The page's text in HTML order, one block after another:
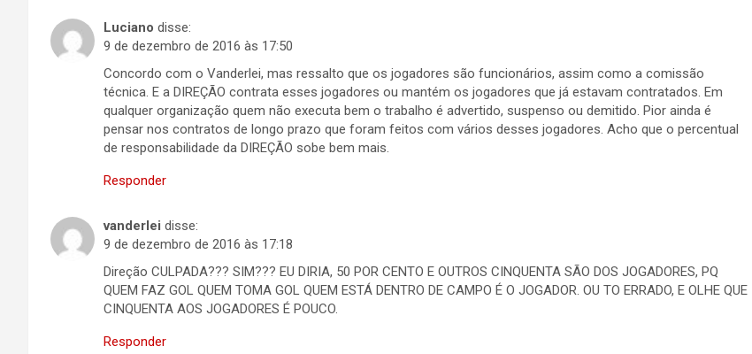
Luciano disse:
9 de dezembro de 2016 às 17:50
Concordo com o Vanderlei, mas ressalto que os jogadores são funcionários, assim como a comissão
técnica. E a DIREÇÃO contrata esses jogadores ou mantém os jogadores que já estavam contratados. Em
qualquer organização quem não executa bem o trabalho é advertido, suspenso ou demitido. Pior ainda é
pensar nos contratos de longo prazo que foram feitos com vários desses jogadores. Acho que o percentual
de responsabilidade da DIREÇÃO sobe bem mais.
Responder
vanderlei disse:
9 de dezembro de 2016 às 17:18
Direção CULPADA??? SIM??? EU DIRIA, 50 POR CENTO E OUTROS CINQUENTA SÃO DOS JOGADORES, PQ
QUEM FAZ GOL QUEM TOMA GOL QUEM ESTÁ DENTRO DE CAMPO É O JOGADOR. OU TO ERRADO, E OLHE QUE
CINQUENTA AOS JOGADORES É POUCO.
Responder